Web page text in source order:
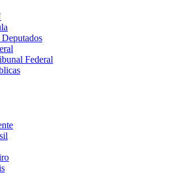
Federal